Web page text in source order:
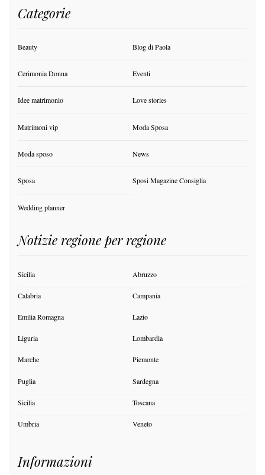
Categorie
Beauty Blog di Paola
Cerimonia Donna Eventi
Idee matrimonio Love stories
Matrimoni vip Moda Sposa
Moda sposo News
Sposa Sposi Magazine Consiglia
Wedding planner
Notizie regione per regione
Sicilia Abruzzo
Calabria Campania
Emilia Romagna Lazio
Liguria Lombardia
Marche Piemonte
Puglia Sardegna
Sicilia Toscana
Umbria Veneto
Informazioni